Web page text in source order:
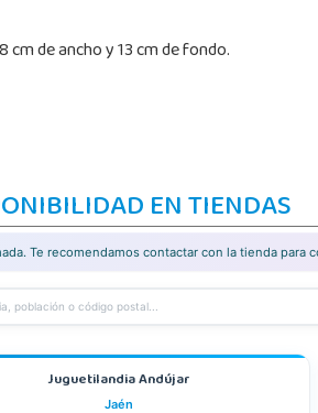
de ancho y 13 cm de fondo.
EN TIENDAS
Te recomendamos contactar con la tienda para
Juguetilandia Andújar
Jaén